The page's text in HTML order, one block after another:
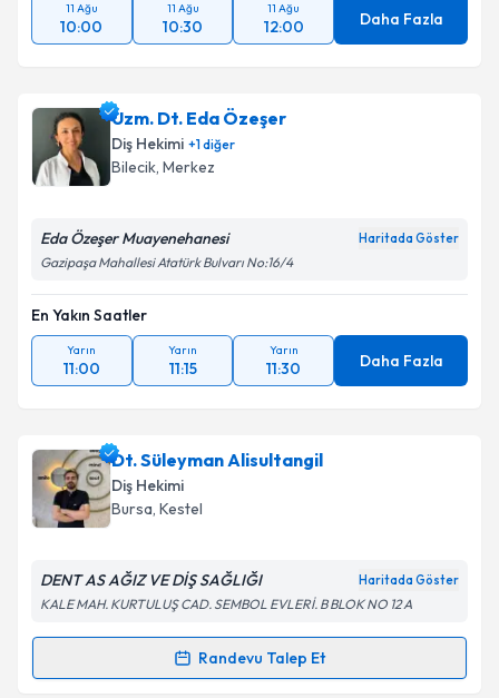
11 Ağu
10:00
11 Ağu
10:30
11 Ağu
12:00 Daha Fazla
Uzm. Dt. Eda Özeşer
Diş Hekimi +1diğer
Bilecik, Merkez
Eda Özeşer Muayenehanesi Haritada Göster
Gazipaşa Mahallesi Atatürk Bulvarı No:16/4
En Yakın Saatler
Yarın
11:00
Yarın
11:15
Yarın
11:30 Daha Fazla
Dt. Süleyman Alisultangil
Diş Hekimi
Bursa, Kestel
DENT AS AĞIZ VE DİŞ SAĞLIĞI Haritada Göster
KALE MAH. KURTULUŞ CAD. SEMBOL EVLERİ. B BLOK NO 12 A
Randevu Talep Et
Randevu Takvimi Talebi